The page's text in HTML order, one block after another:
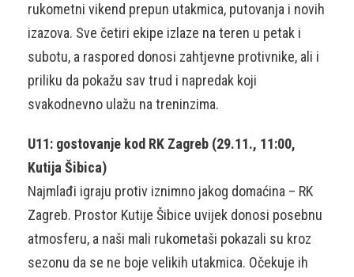
rukometni vikend prepun utakmica, putovanja i novih
izazova. Sve četiri ekipe izlaze na teren u petak i
subotu, a raspored donosi zahtjevne protivnike, ali i
priliku da pokažu sav trud i napredak koji
svakodnevno ulažu na treninzima.
U11: gostovanje kod RK Zagreb (29.11., 11:00,
Kutija Šibica)
Najmlađi igraju protiv iznimno jakog domaćina – RK
Zagreb. Prostor Kutije Šibice uvijek donosi posebnu
atmosferu, a naši mali rukometaši pokazali su kroz
sezonu da se ne boje velikih utakmica. Očekuje ih